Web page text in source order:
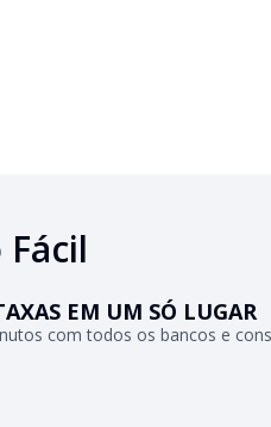
EM UM SÓ LUGAR
com todos os bancos e